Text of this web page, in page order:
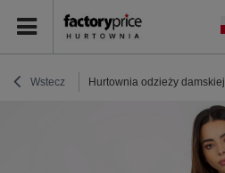
Wstecz Hurtownia odzieży damskiej